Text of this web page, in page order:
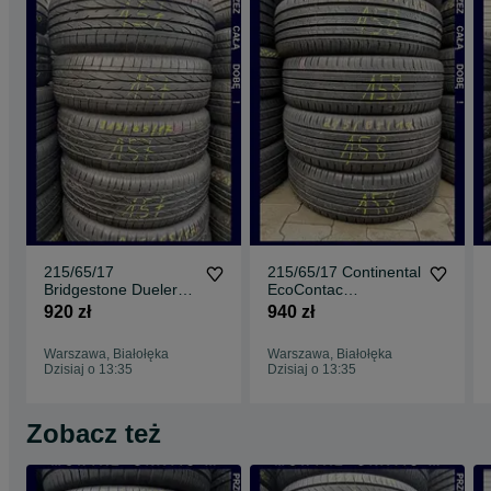
215/65/17
Bridgestone Dueler
H/P_7,6mm_4szt_(15
920 zł
Warszawa, Białołęka
Dzisiaj o 13:35
215/65/17 Continental
EcoContac
5_6,6mm_4szt_(158)
940 zł
Warszawa, Białołęka
Dzisiaj o 13:35
Zobacz też